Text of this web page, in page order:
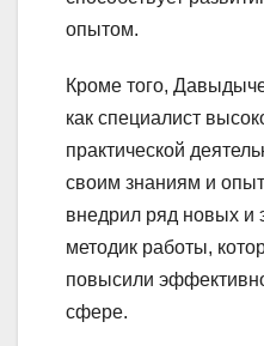
опытом.
Кроме того,
как специалист
практической
своим знаниям и
внедрил ряд новых и
методик работы,
повысили
сфере.